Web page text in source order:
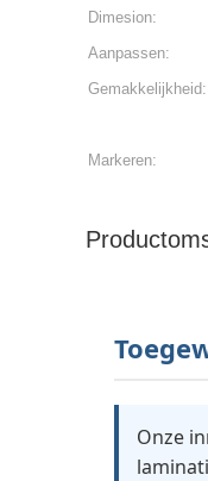
Dimesion:
Aanpassen:
Gemakkelijkheid:
Markeren:
Onze